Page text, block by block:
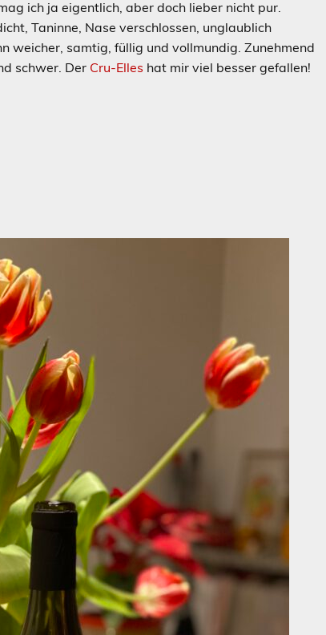
ich ja eigentlich, aber doch lieber nicht pur.
Taninne, Nase verschlossen, unglaublich
weicher, samtig, füllig und vollmundig. Zunehmend
schwer. Der Cru-Elles hat mir viel besser gefallen!